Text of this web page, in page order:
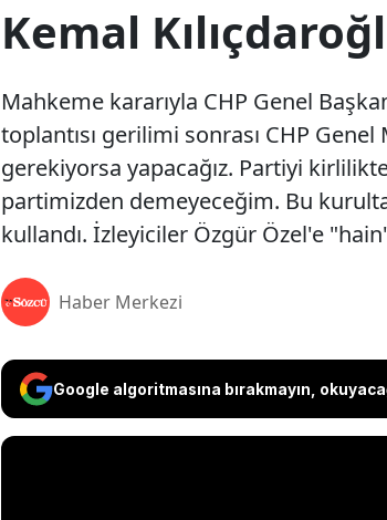
Kemal
Mahkeme kararıyla CHP Genel
toplantısı gerilimi sonrası CHP
gerekiyorsa yapacağız. Partiyi
partimizden demeyeceğim. Bu
kullandı. İzleyiciler Özgür Özel'e
Haber Merkezi
Google algoritmasına bırakmayın,